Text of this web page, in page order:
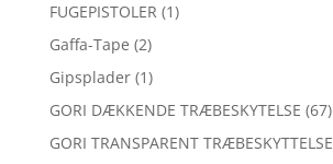
FUGEPISTOLER (1)
Gaffa-Tape (2)
Gipsplader (1)
GORI DÆKKENDE TRÆBESKYTELSE (67)
GORI TRANSPARENT TRÆBESKYTTELSE